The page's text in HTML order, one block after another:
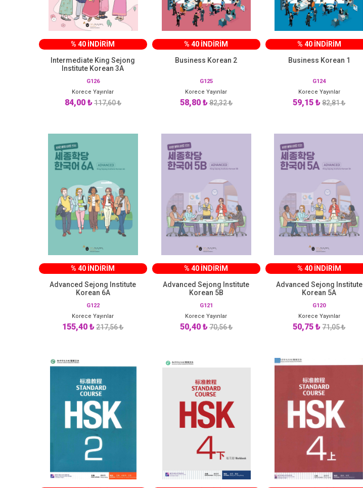
% 40 İNDİRİM
Intermediate King Sejong
Institute Korean 3A
G126
Korece Yayınlar
84,00 ₺117,60 ₺
% 40 İNDİRİM
Business Korean 2
G125
Korece Yayınlar
58,80 ₺82,32 ₺
% 40 İNDİRİM
Business Korean 1
G124
Korece Yayınlar
59,15 ₺ 82,81 ₺
% 40 İNDİRİM
Advanced Sejong Institute
Korean 6A
G122
Korece Yayınlar
155,40 ₺ 217,56 ₺
% 40 İNDİRİM
Advanced Sejong Institute
Korean 5B
G121
Korece Yayınlar
50,40 ₺70,56 ₺
% 40 İNDİRİM
Advanced Sejong Institute
Korean 5A
G120
Korece Yayınlar
50,75 ₺ 71,05 ₺